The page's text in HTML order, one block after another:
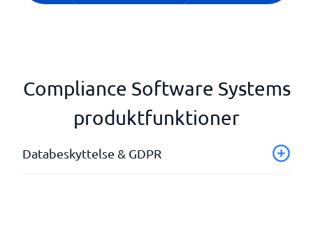
Compliance Software Systems
produktfunktioner
Databeskyttelse & GDPR